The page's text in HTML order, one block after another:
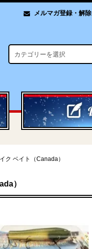
メルマガ登録・解除
ク ベイト（Canada）
）